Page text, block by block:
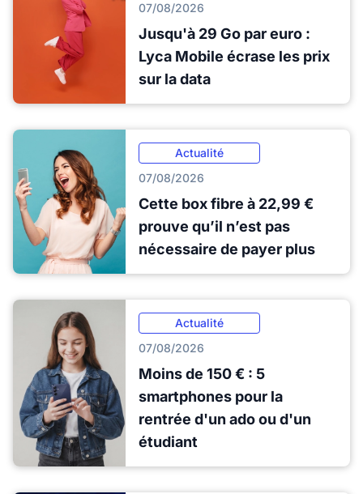
07/08/2026
Jusqu'à 29 Go par euro :
Lyca Mobile écrase les prix
sur la data
Actualité
07/08/2026
Cette box fibre à 22,99 €
prouve qu’il n’est pas
nécessaire de payer plus
Actualité
07/08/2026
Moins de 150 € : 5
smartphones pour la
rentrée d'un ado ou d'un
étudiant